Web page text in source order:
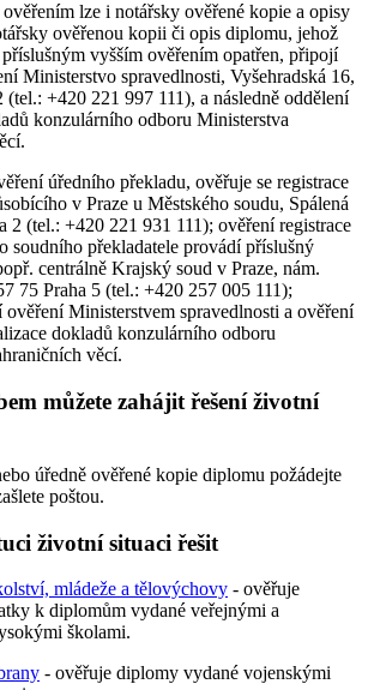
lze i notářsky ověřené kopie a opisy
ověřenou kopii či opis diplomu, jehož
vyšším ověřením opatřen, připojí
Ministerstvo spravedlnosti, Vyšehradská 16,
(tel.: +420 221 997 111), a následně oddělení
konzulárního odboru Ministerstva
úředního překladu, ověřuje se registrace
v Praze u Městského soudu, Spálená
2 (tel.: +420 221 931 111); ověření registrace
soudního překladatele provádí příslušný
centrálně Krajský soud v Praze, nám.
75 Praha 5 (tel.: +420 257 005 111);
ověření Ministerstvem spravedlnosti a ověření
dokladů konzulárního odboru
věcí.
můžete zahájit řešení životní
úředně ověřené kopie diplomu požádejte
poštou.
životní situaci řešit
mládeže a tělovýchovy - ověřuje
k diplomům vydané veřejnými a
školami.
- ověřuje diplomy vydané vojenskými